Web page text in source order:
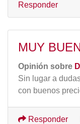
Responder
MUY
Opinión sobre
Sin lugar a
con buenos
Responder